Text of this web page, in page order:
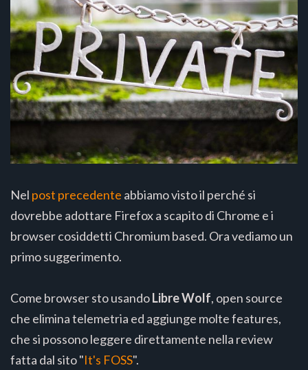
Nel post precedente abbiamo visto il perché si
dovrebbe adottare Firefox a scapito di Chrome e i
browser cosiddetti Chromium based. Ora vediamo un
primo suggerimento.
Come browser sto usandoLibre Wolf, open source
che elimina telemetria ed aggiunge molte features,
che si possono leggere direttamente nella review
fatta dal sito "It's FOSS".